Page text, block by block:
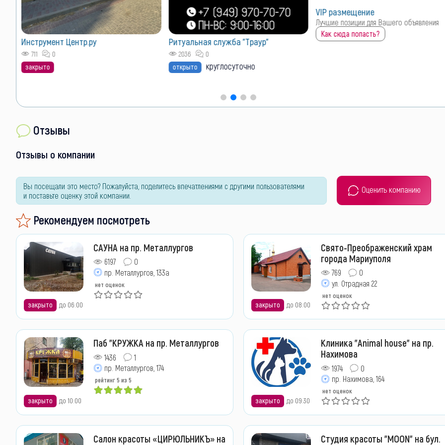
Ритуальная служба "Траур"
2036
открыто
VIP размещение
Лучшие позиции для Вашего объявления
Как сюда попасть?
Похоронно-ритуальные услуги
Отзывы
Отзывы о компании
Вы посещали это место? Пожалуйста, поделитесь впечатлениями с другими пользователями
и поставьте оценку этой компании.
Оценить компанию
Рекомендуем посмотреть
закрыто до 06:00
САУНА на пр. Металлургов
6197
0
пр. Металлургов, 133а
нет оценок
закрыто до 08:00
Свято-Преображенский храм
города Мариуполя
769
0
ул. Отрадная 22
нет оценок
закрыто до 10:00
Паб "КРУЖКА на пр. Металлургов
1436
1
пр. Металлургов, 174
рейтинг5 из 5
закрыто до 09:30
Клиника "Animal house" на пр.
Нахимова
1974
0
пр. Нахимова, 164
нет оценок
Салон красоты «ЦИРЮЛЬНИКЪ» на
Студия красоты "MOON" на бул.